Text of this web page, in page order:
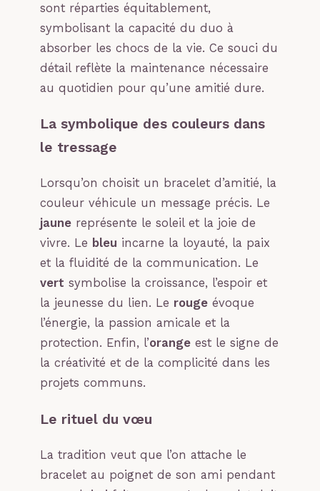
sont réparties équitablement,
symbolisant la capacité du duo à
absorber les chocs de la vie. Ce souci du
détail reflète la maintenance nécessaire
au quotidien pour qu’une amitié dure.
La symbolique des couleurs dans
le tressage
Lorsqu’on choisit un bracelet d’amitié, la
couleur véhicule un message précis. Le
jaune représente le soleil et la joie de
vivre. Le bleu incarne la loyauté, la paix
et la fluidité de la communication. Le
vert symbolise la croissance, l’espoir et
la jeunesse du lien. Le rouge évoque
l’énergie, la passion amicale et la
protection. Enfin, l’orange est le signe de
la créativité et de la complicité dans les
projets communs.
Le rituel du vœu
La tradition veut que l’on attache le
bracelet au poignet de son ami pendant